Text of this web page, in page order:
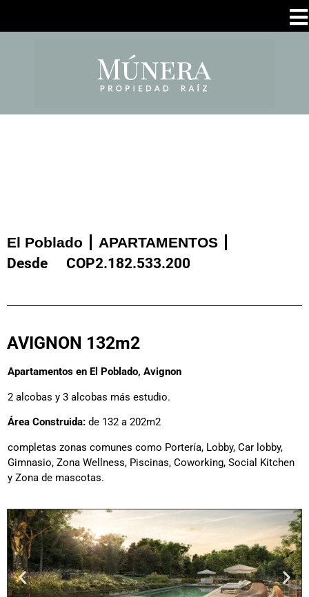
El Poblado APARTAMENTOS
Desde COP2.182.533.200
AVIGNON 132m2
Apartamentos en El Poblado, Avignon
2 alcobas y 3 alcobas más estudio.
Área Construida: de 132 a 202m2
completas zonas comunes como Portería, Lobby, Car lobby,
Gimnasio, Zona Wellness, Piscinas, Coworking, Social Kitchen
y Zona de mascotas.